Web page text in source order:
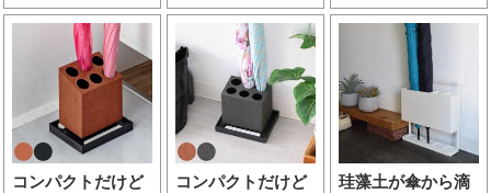
コンパクトだけど
コンパクトだけど
珪藻土が傘から滴